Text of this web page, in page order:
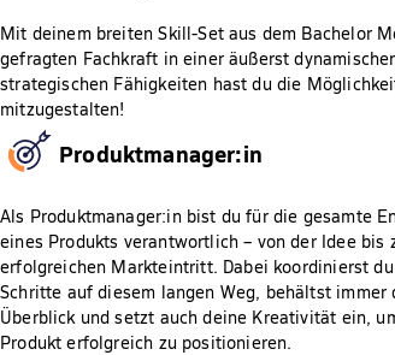
Mit deinem breiten Skill-Set aus dem Bachelor
gefragten Fachkraft in einer äußerst
strategischen Fähigkeiten hast du die
mitzugestalten!
Produktmanager:in
Als Produktmanager:in bist du für die gesamte
eines Produkts verantwortlich – von der Idee bis
erfolgreichen Markteintritt. Dabei koordinierst
Schritte auf diesem langen Weg, behältst immer
Überblick und setzt auch deine Kreativität ein,
Produkt erfolgreich zu positionieren.